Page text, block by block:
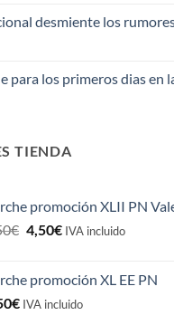
desmiente los
para los primeros dias en
TIENDA
promoción XLII PN
€ El
era:
5,50€.
4,50€El
es:
4,50€.
IVA incluido
promoción XL EE PN
€ IVA incluido